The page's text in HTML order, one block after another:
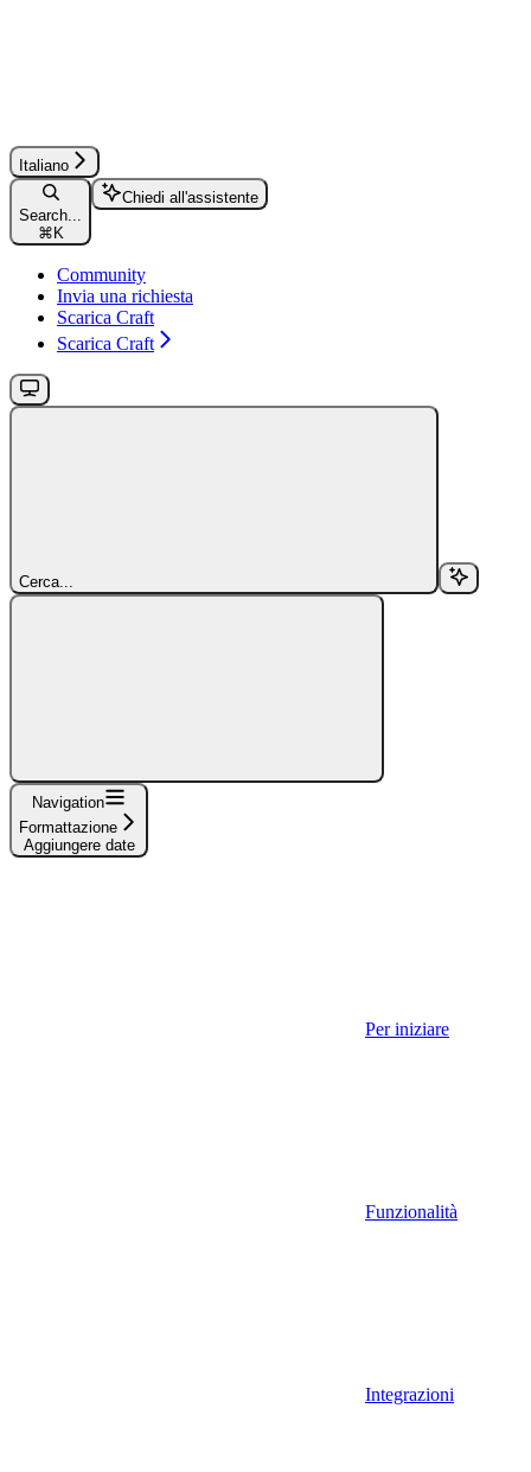
Italiano
Search...
⌘ K
Chiedi all'assistente
Community
Invia una richiesta
Scarica Craft
Scarica Craft
Cerca...
Navigation
Formattazione
Aggiungere date
Per iniziare
Funzionalità
Integrazioni